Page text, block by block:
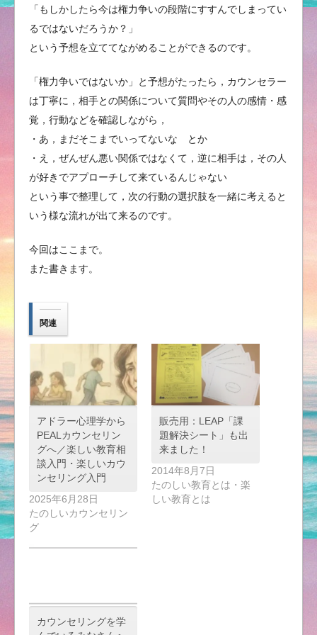
「もしかしたら今は権力争いの段階にすすんでしまってい
るではないだろうか？」
という予想を立ててながめることができるのです。
「権力争いではないか」と予想がたったら，カウンセラー
は丁寧に，相手との関係について質問やその人の感情・感
覚，行動などを確認しながら，
・あ，まだそこまでいってないな とか
・え，ぜんぜん悪い関係ではなくて，逆に相手は，その人
が好きでアプローチして来ているんじゃない
という事で整理して，次の行動の選択肢を一緒に考えると
いう様な流れが出て来るのです。
今回はここまで。
また書きます。
関連
アドラー心理学から
PEALカウンセリン
グへ／楽しい教育相
談入門・楽しいカウ
ンセリング入門
2025年6月28日
たのしいカウンセリン
グ
販売用：LEAP「課
題解決シート」も出
来ました！
2014年8月7日
たのしい教育とは・楽
しい教育とは
カウンセリングを学